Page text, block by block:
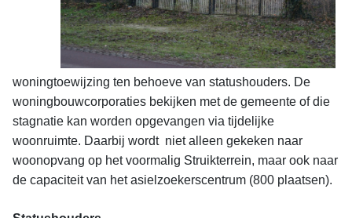
woningtoewijzing ten behoeve van statushouders. De
woningbouwcorporaties bekijken met de gemeente of die
stagnatie kan worden opgevangen via tijdelijke
woonruimte. Daarbij wordt niet alleen gekeken naar
woonopvang op het voormalig Struikterrein, maar ook naar
de capaciteit van het asielzoekerscentrum (800 plaatsen).